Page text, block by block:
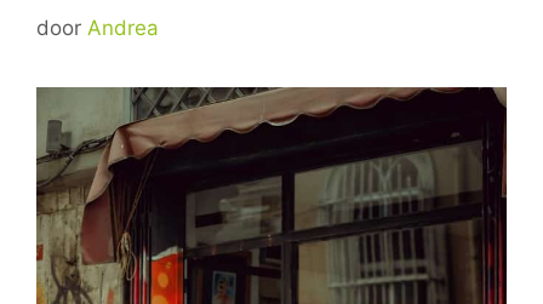
door Andrea